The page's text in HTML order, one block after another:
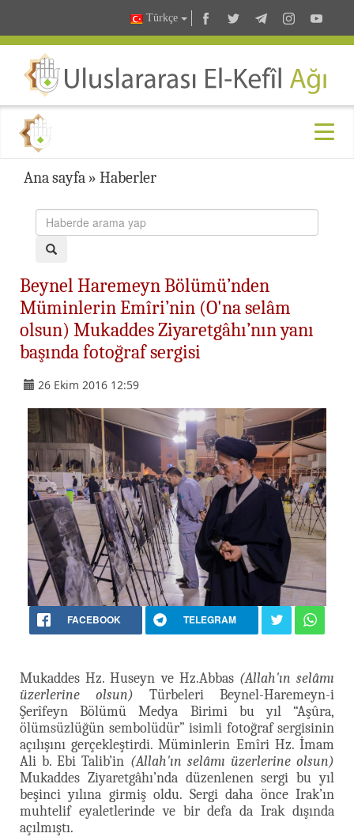
Türkçe
Ana sayfa » Haberler
Beynel Haremeyn Bölümü’nden
Müminlerin Emîri’nin (O'na selâm
olsun) Mukaddes Ziyaretgâhı’nın yanı
başında fotoğraf sergisi
26 Ekim 2016 12:59
FACEBOOK TELEGRAM
Mukaddes Hz. Huseyn ve Hz.Abbas (Allah'ın selâmı
üzerlerine olsun) Türbeleri Beynel-Haremeyn-i
Şerîfeyn Bölümü Medya Birimi bu yıl “Aşûra,
ölümsüzlüğün sembolüdür” isimli fotoğraf sergisinin
açılışını gerçekleştirdi. Müminlerin Emîri Hz. İmam
Ali b. Ebi Talib’in (Allah'ın selâmı üzerlerine olsun)
Mukaddes Ziyaretgâhı’nda düzenlenen sergi bu yıl
beşinci yılına girmiş oldu. Sergi daha önce Irak’ın
muhtelif eyaletlerinde ve bir defa da Irak dışında
açılmıştı.